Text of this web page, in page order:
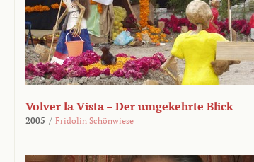
Volver la Vista – Der umgekehrte Blick
2005 / Fridolin Schönwiese